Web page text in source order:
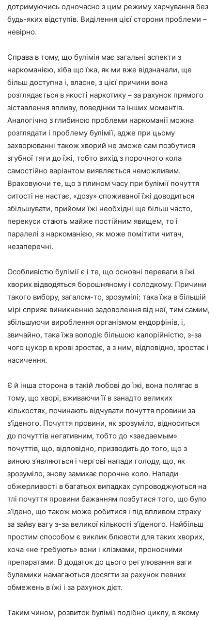
дотримуючись одночасно з цим режиму харчування без
будь-яких відступів. Виділення цієї сторони проблеми –
невірно.
Справа в тому, що булімія має загальні аспекти з
наркоманією, хіба що їжа, як ми вже відзначали, ще
більш доступна і, власне, з цієї причини вона
розглядається в якості наркотику – за рахунок прямого
зіставлення впливу, поведінки та інших моментів.
Аналогічно з глибиною проблеми наркоманії можна
розглядати і проблему булімії, адже при цьому
захворюванні також хворий не зможе сам позбутися
згубної тяги до їжі, тобто вихід з порочного кола
самостійно варіантом виявляється неможливим.
Враховуючи те, що з плином часу при булімії почуття
ситості не настає, «дозу» споживаної їжі доводиться
збільшувати, прийоми їжі необхідні ще більш часто,
перекуси стають майже постійним явищем, то і
паралелі з наркоманією, як може помітити читач,
незаперечні.
Особливістю булімії є і те, що основні переваги в їжі
хворих відводяться борошняному і солодкому. Причини
такого вибору, загалом-то, зрозумілі: така їжа в більшій
мірі сприяє виникненню задоволення від неї, тим самим,
збільшуючи вироблення організмом ендорфінів, і,
звичайно, така їжа володіє більшою калорійністю, з-за
чого цукор в крові зростає, а з ним, відповідно, зростає і
насичення.
Є й інша сторона в такій любові до їжі, вона полягає в
тому, що хворі, вживаючи її в занадто великих
кількостях, починають відчувати почуття провини за
з’їденого. Почуття провини, як зрозуміло, відноситься
до почуттів негативним, тобто до «заедаемым»
почуттів, що, відповідно, призводить до того, що з
виною з’являються і чергові напади голоду, що, як
зрозуміло, знову замикає порочне коло. Напади
обжерливості в багатьох випадках супроводжуються на
тлі почуття провини бажанням позбутися того, що було
з’їдено, що також може робитися і під впливом страху
за зайву вагу з-за великої кількості з’їденого. Найбільш
простим способом є виклик блювоти для таких хворих,
хоча «не гребують» вони і клізмами, проносними
препаратами. В додаток до цього регулювання ваги
булемики намагаються досягти за рахунок певних
обмежень в їжі і за рахунок дієт.
Таким чином, розвиток булімії подібно циклу, в якому